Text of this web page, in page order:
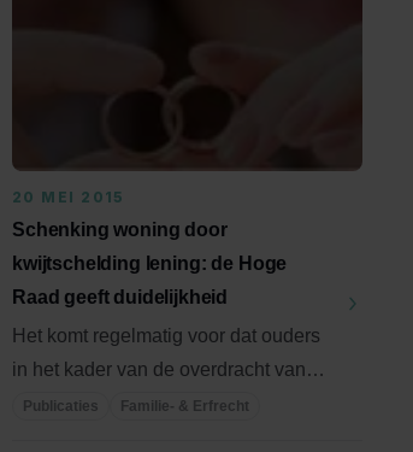
20 MEI 2015
Schenking woning door
kwijtschelding lening: de Hoge
Raad geeft duidelijkheid
Het komt regelmatig voor dat ouders
in het kader van de overdracht van
hun vermogen tijdens leven ...
Publicaties Familie- & Erfrecht